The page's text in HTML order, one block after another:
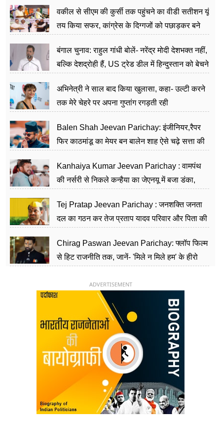
वकील से सीएम की कुर्सी तक पहुंचने का वीडी सतीशन यूं
तय किया सफर, कांग्रेस के दिग्गजों को पछाड़कर बने
बंगाल चुनाव: राहुल गांधी बोलें- नरेंद्र मोदी देशभक्त नहीं,
बल्कि देशद्रोही हैं, US ट्रेड डील में हिन्दुस्तान को बेचने
अभिनेत्री ने साल बाद किया खुलासा, कहा- उल्टी करने
तक मेरे चेहरे पर अपना गुप्तांग रगड़ती रही
Balen Shah Jeevan Parichay: इंजीनियर,रैपर
फिर काठमांडू का मेयर बन बालेन शाह ऐसे चढ़े सत्ता की
Kanhaiya Kumar Jeevan Parichay : वामपंथ
की नर्सरी से निकले कन्हैया का जेएनयू में बजा डंका,
Tej Pratap Jeevan Parichay : जनशक्ति जनता
दल का गठन कर तेज प्रताप यादव परिवार और पिता की
Chirag Paswan Jeevan Parichay: फ्लॉप फिल्म
से हिट राजनीति तक, जानें- 'मिले न मिले हम' के हीरो
ADVERTISEMENT